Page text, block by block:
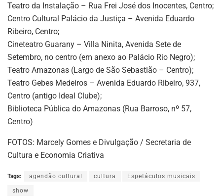
Teatro da Instalação – Rua Frei José dos Inocentes, Centro;
Centro Cultural Palácio da Justiça – Avenida Eduardo
Ribeiro, Centro;
Cineteatro Guarany – Villa Ninita, Avenida Sete de
Setembro, no centro (em anexo ao Palácio Rio Negro);
Teatro Amazonas (Largo de São Sebastião – Centro);
Teatro Gebes Medeiros – Avenida Eduardo Ribeiro, 937,
Centro (antigo Ideal Clube);
Biblioteca Pública do Amazonas (Rua Barroso, nº 57,
Centro)
FOTOS: Marcely Gomes e Divulgação / Secretaria de
Cultura e Economia Criativa
Tags: agendão cultural cultura Espetáculos musicais
show